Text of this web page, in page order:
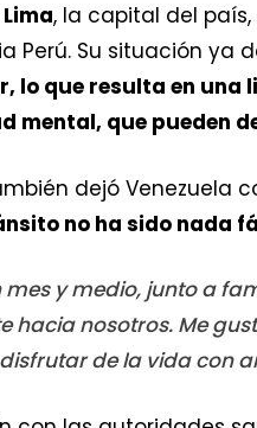
, la capital del país,
Perú. Su situación ya
lo que resulta en
mental, que pueden
dejó Venezuela
no ha sido nada
y medio, junto a
hacia nosotros. Me
de la vida con